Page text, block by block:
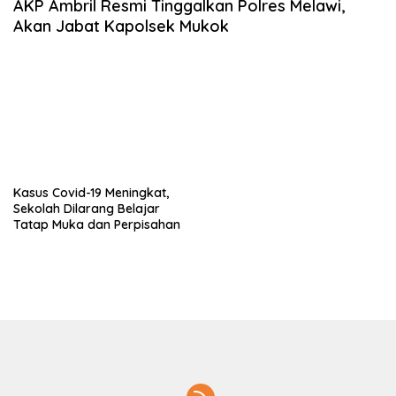
AKP Ambril Resmi Tinggalkan Polres Melawi,
Akan Jabat Kapolsek Mukok
Kasus Covid-19 Meningkat,
Sekolah Dilarang Belajar
Tatap Muka dan Perpisahan